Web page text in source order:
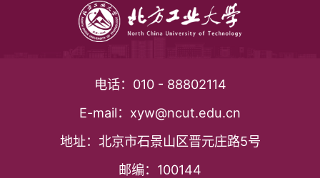
电话： 010 - 88802114
E-mail： xyw@ncut.edu.cn
地址： 北京市石景山区晋元庄路5号
邮编： 100144